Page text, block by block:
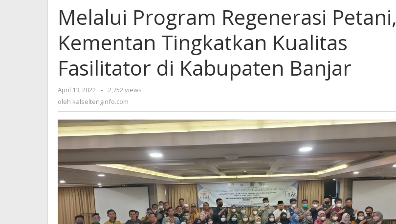
Petani,
Kementan
Tingkatkan
Kualitas
di
Kabupaten
Melalui Program Regenerasi Petani,
Kementan Tingkatkan Kualitas
Fasilitator di Kabupaten Banjar
April 13, 2022
oleh
kalseltenginfo.com
-
2,752 views
oleh kalseltenginfo.com